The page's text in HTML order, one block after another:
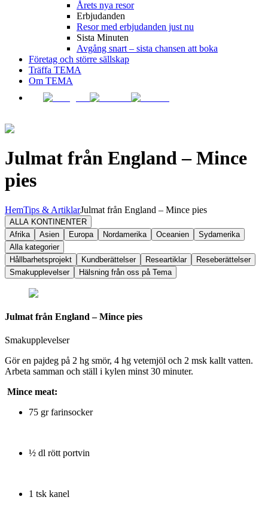
Årets nya resor
Erbjudanden
Resor med erbjudanden just nu
Sista Minuten
Avgång snart – sista chansen att boka
Företag och större sällskap
Träffa TEMA
Om TEMA
Julmat från England – Mince
pies
HemTips & ArtiklarJulmat från England – Mince pies
ALLA KONTINENTER
Afrika
Asien Europa Nordamerika Oceanien
Sydamerika
Alla kategorier
Hållbarhetsprojekt
Kundberättelser Researtiklar
Reseberättelser
Smakupplevelser
Hälsning från oss på Tema
Julmat från England – Mince pies
Smakupplevelser
Gör en pajdeg på 2 hg smör, 4 hg vetemjöl och 2 msk kallt vatten.
Arbeta samman och ställ i kylen minst 30 minuter.
Mince meat:
75 gr farinsocker
½ dl rött portvin
1 tsk kanel